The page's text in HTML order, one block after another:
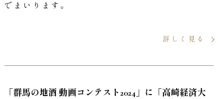
でまいります。
詳しく見る
「群馬の地酒 動画コンテスト2024」に「高崎経済大